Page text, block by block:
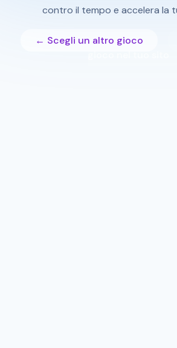
contro il tempo e accelera la
← Scegli un altro gioco